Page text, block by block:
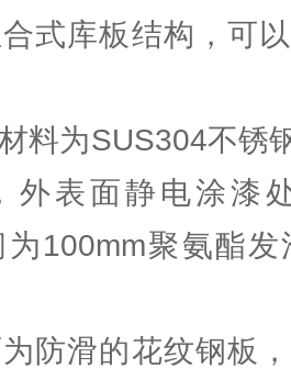
式库板结构，可
料为SUS304不锈
外表面静电涂漆
100mm聚氨酯
防滑的花纹钢板